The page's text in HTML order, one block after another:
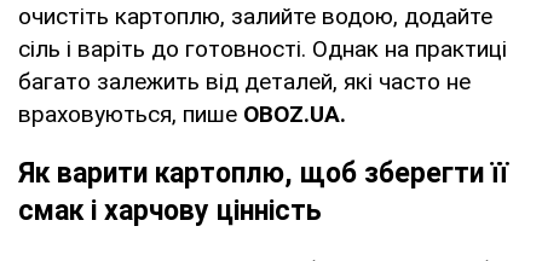
очистіть картоплю, залийте водою, додайте
сіль і варіть до готовності. Однак на практиці
багато залежить від деталей, які часто не
враховуються, пише OBOZ.UA.
Як варити картоплю, щоб зберегти її
смак і харчову цінність